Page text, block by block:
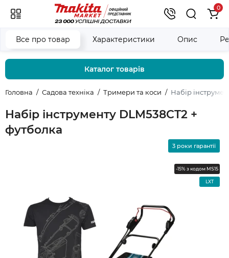
0
Каталог товарів
Головна Садова техніка Тримери та коси Набір
Набір інструменту DLM538CT2 +
футболка
Все про товар Характеристики Опис
3 роки гарантії
-15% з кодом MS15
LXT